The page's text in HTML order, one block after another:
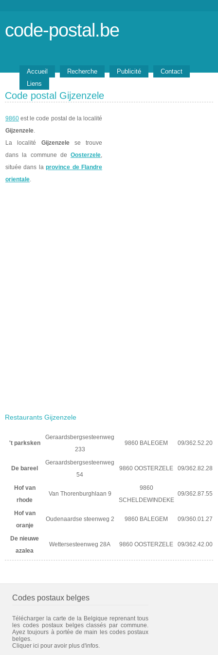
code-postal.be
Accueil Recherche Publicité
Contact
Liens
Code postal Gijzenzele
9860 est le code postal de la localité
Gijzenzele.
La localité Gijzenzelese trouve
dans la commune de Oosterzele,
située dans laprovince de Flandre
orientale.
Restaurants Gijzenzele
't parksken
Geraardsbergsesteenweg
233
9860 BALEGEM 09/362.52.20
De bareel
Geraardsbergsesteenweg
54
9860 OOSTERZELE 09/362.82.28
Hof van
rhode
Van Thorenburghlaan 9
9860
SCHELDEWINDEKE
09/362.87.55
Hof van
oranje
Oudenaardse steenweg 2 9860 BALEGEM 09/360.01.27
De nieuwe
azalea
Wettersesteenweg 28A 9860 OOSTERZELE 09/362.42.00
Codes postaux belges
Télécharger la carte de la Belgique reprenant tous
les codes postaux belges classés par commune.
Ayez toujours à portée de main les codes postaux
belges.
Cliquer ici pour avoir plus d'infos.